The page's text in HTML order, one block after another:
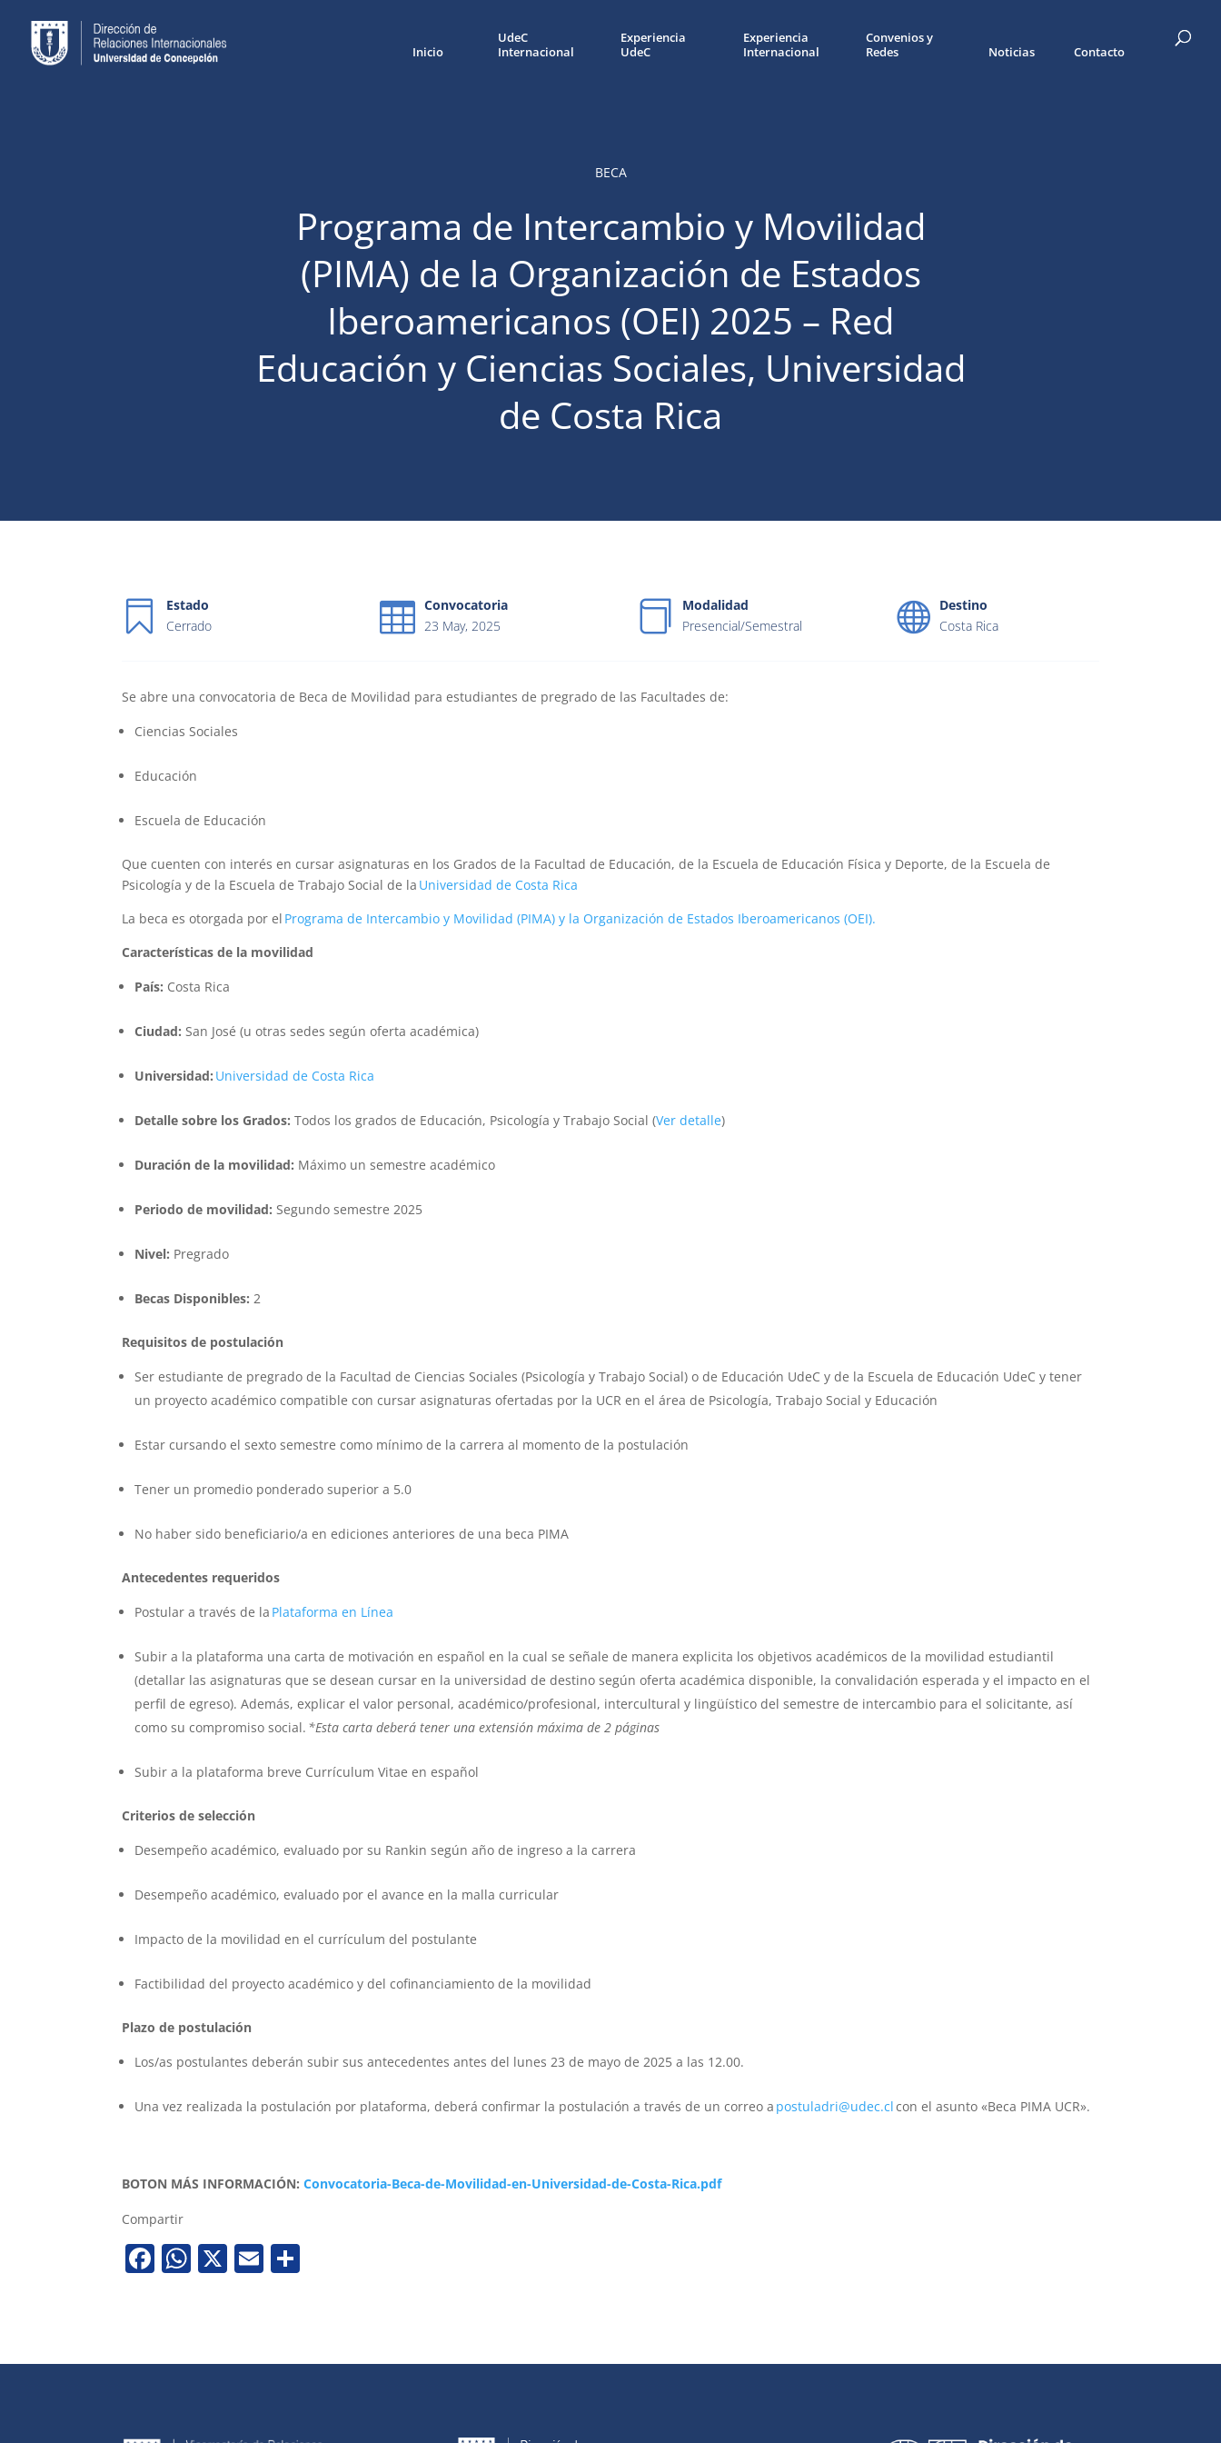
Inicio
UdeC
Internacional
Experiencia
UdeC
Experiencia
Internacional
Convenios y
Redes
Noticias Contacto
BECA
Programa de Intercambio y Movilidad
(PIMA) de la Organización de Estados
Iberoamericanos (OEI) 2025 – Red
Educación y Ciencias Sociales, Universidad
de Costa Rica
Estado
Cerrado
Convocatoria
23 May, 2025
Modalidad
Presencial/Semestral
Destino
Costa Rica
Se abre una convocatoria de Beca de Movilidad para estudiantes de pregrado de las Facultades de:
Ciencias Sociales
Educación
Escuela de Educación
Que cuenten con interés en cursar asignaturas en los Grados de la Facultad de Educación, de la Escuela de Educación Física y Deporte, de la Escuela de
Psicología y de la Escuela de Trabajo Social de la Universidad de Costa Rica
La beca es otorgada por el Programa de Intercambio y Movilidad (PIMA) y la Organización de Estados Iberoamericanos (OEI).
Características de la movilidad
País: Costa Rica
Ciudad: San José (u otras sedes según oferta académica)
Universidad: Universidad de Costa Rica
Detalle sobre los Grados: Todos los grados de Educación, Psicología y Trabajo Social (Ver detalle)
Duración de la movilidad: Máximo un semestre académico
Periodo de movilidad: Segundo semestre 2025
Nivel: Pregrado
Becas Disponibles: 2
Requisitos de postulación
Ser estudiante de pregrado de la Facultad de Ciencias Sociales (Psicología y Trabajo Social) o de Educación UdeC y de la Escuela de Educación UdeC y tener
un proyecto académico compatible con cursar asignaturas ofertadas por la UCR en el área de Psicología, Trabajo Social y Educación
Estar cursando el sexto semestre como mínimo de la carrera al momento de la postulación
Tener un promedio ponderado superior a 5.0
No haber sido beneficiario/a en ediciones anteriores de una beca PIMA
Antecedentes requeridos
Postular a través de la Plataforma en Línea
Subir a la plataforma una carta de motivación en español en la cual se señale de manera explicita los objetivos académicos de la movilidad estudiantil
(detallar las asignaturas que se desean cursar en la universidad de destino según oferta académica disponible, la convalidación esperada y el impacto en el
perfil de egreso). Además, explicar el valor personal, académico/profesional, intercultural y lingüístico del semestre de intercambio para el solicitante, así
como su compromiso social. *Esta carta deberá tener una extensión máxima de 2 páginas
Subir a la plataforma breve Currículum Vitae en español
Criterios de selección
Desempeño académico, evaluado por su Rankin según año de ingreso a la carrera
Desempeño académico, evaluado por el avance en la malla curricular
Impacto de la movilidad en el currículum del postulante
Factibilidad del proyecto académico y del cofinanciamiento de la movilidad
Plazo de postulación
Los/as postulantes deberán subir sus antecedentes antes del lunes 23 de mayo de 2025 a las 12.00.
Una vez realizada la postulación por plataforma, deberá confirmar la postulación a través de un correo a postuladri@udec.clcon el asunto «Beca PIMA UCR».
BOTON MÁS INFORMACIÓN:Convocatoria-Beca-de-Movilidad-en-Universidad-de-Costa-Rica.pdf
Compartir
Facebook
WhatsApp
X Email